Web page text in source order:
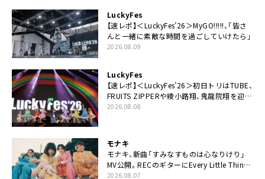
LuckyFes
【速レポ】＜LuckyFes’26＞MyGO!!!!!、「皆さ
んと一緒に素敵な時間を過ごしていけたら」
2026.08.09
LuckyFes
【速レポ】＜LuckyFes’26＞初日トリはTUBE、
FRUITS ZIPPERや綾小路翔、鬼龍院翔を迎え
た豪華コラボも「知ってたらぜひ一緒に歌っ
2026.08.08
モナキ
モナキ、新曲「すみなすものは心なりけり」
MV公開。RECのギターにEvery Little Thing・
伊藤一朗参加も
2026.08.07